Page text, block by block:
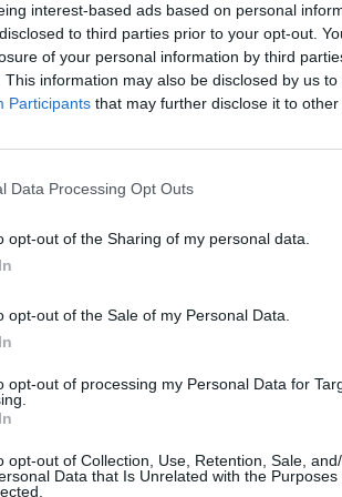
interest-based ads based on personal
to third parties prior to your opt-out.
of your personal information by third
This information may also be disclosed by us
Participants that may further disclose it to other
Data Processing Opt Outs
opt-out of the Sharing of my personal data.
opt-out of the Sale of my Personal Data.
opt-out of processing my Personal Data for
opt-out of Collection, Use, Retention, Sale,
Data that Is Unrelated with the Purposes
muistuttaa
– tältä näyttää
toinen
vuoksi